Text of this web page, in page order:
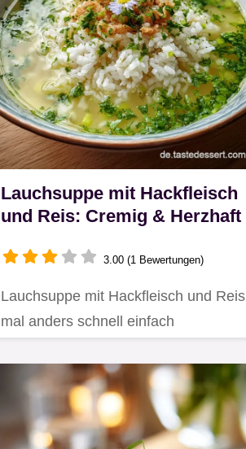
Lauchsuppe mit Hackfleisch
und Reis: Cremig & Herzhaft
3.00 (1 Bewertungen)
Lauchsuppe mit Hackfleisch und Reis
mal anders schnell einfach